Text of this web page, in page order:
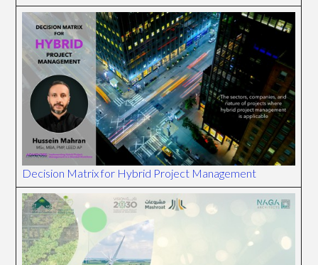
Decision Matrix for Hybrid Project Management